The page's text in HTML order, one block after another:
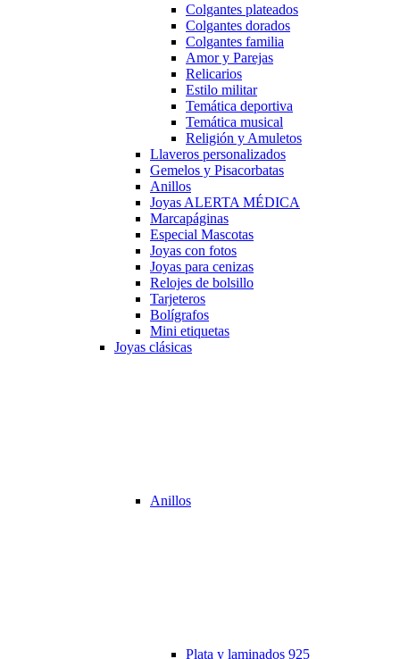
Colgantes plateados
Colgantes dorados
Colgantes familia
Amor y Parejas
Relicarios
Estilo militar
Temática deportiva
Temática musical
Religión y Amuletos
Llaveros personalizados
Gemelos y Pisacorbatas
Anillos
Joyas ALERTA MÉDICA
Marcapáginas
Especial Mascotas
Joyas con fotos
Joyas para cenizas
Relojes de bolsillo
Tarjeteros
Bolígrafos
Mini etiquetas
Joyas clásicas
Anillos
Plata y laminados 925